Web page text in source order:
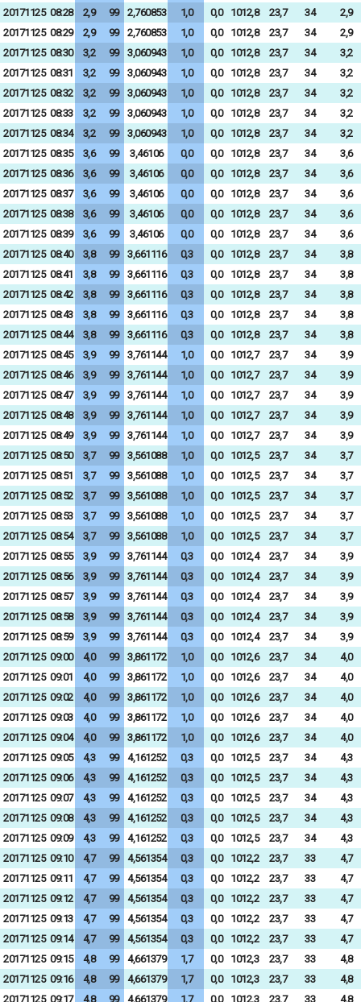
20171125 08:28 2,9 99 2,760853 1,0 0,0 1012,8 23,7 34
2,9
20171125 08:29 2,9 99 2,760853 1,0 0,0 1012,8 23,7 34
2,9
20171125 08:30 3,2 99 3,060943 1,0 0,0 1012,8 23,7 34
3,2
20171125 08:31 3,2 99 3,060943 1,0 0,0 1012,8 23,7 34
3,2
20171125 08:32 3,2 99 3,060943 1,0 0,0 1012,8 23,7 34
3,2
20171125 08:33 3,2 99 3,060943 1,0 0,0 1012,8 23,7 34
3,2
20171125 08:34 3,2 99 3,060943 1,0 0,0 1012,8 23,7 34
3,2
20171125 08:35 3,6 99 3,46106 0,0 0,0 1012,8 23,7 34
3,6
20171125 08:36 3,6 99 3,46106 0,0 0,0 1012,8 23,7 34
3,6
20171125 08:37 3,6 99 3,46106 0,0 0,0 1012,8 23,7 34
3,6
20171125 08:38 3,6 99 3,46106 0,0 0,0 1012,8 23,7 34
3,6
20171125 08:39 3,6 99 3,46106 0,0 0,0 1012,8 23,7 34
3,6
20171125 08:40 3,8 99 3,661116 0,3 0,0 1012,8 23,7 34
3,8
20171125 08:41 3,8 99 3,661116 0,3 0,0 1012,8 23,7 34
3,8
20171125 08:42 3,8 99 3,661116 0,3 0,0 1012,8 23,7 34
3,8
20171125 08:43 3,8 99 3,661116 0,3 0,0 1012,8 23,7 34
3,8
20171125 08:44 3,8 99 3,661116 0,3 0,0 1012,8 23,7 34
3,8
20171125 08:45 3,9 99 3,761144 1,0 0,0 1012,7 23,7 34
3,9
20171125 08:46 3,9 99 3,761144 1,0 0,0 1012,7 23,7 34
3,9
20171125 08:47 3,9 99 3,761144 1,0 0,0 1012,7 23,7 34
3,9
20171125 08:48 3,9 99 3,761144 1,0 0,0 1012,7 23,7 34
3,9
20171125 08:49 3,9 99 3,761144 1,0 0,0 1012,7 23,7 34
3,9
20171125 08:50 3,7 99 3,561088 1,0 0,0 1012,5 23,7 34
3,7
20171125 08:51 3,7 99 3,561088 1,0 0,0 1012,5 23,7 34
3,7
20171125 08:52 3,7 99 3,561088 1,0 0,0 1012,5 23,7 34
3,7
20171125 08:53 3,7 99 3,561088 1,0 0,0 1012,5 23,7 34
3,7
20171125 08:54 3,7 99 3,561088 1,0 0,0 1012,5 23,7 34
3,7
20171125 08:55 3,9 99 3,761144 0,3 0,0 1012,4 23,7 34
3,9
20171125 08:56 3,9 99 3,761144 0,3 0,0 1012,4 23,7 34
3,9
20171125 08:57 3,9 99 3,761144 0,3 0,0 1012,4 23,7 34
3,9
20171125 08:58 3,9 99 3,761144 0,3 0,0 1012,4 23,7 34
3,9
20171125 08:59 3,9 99 3,761144 0,3 0,0 1012,4 23,7 34
3,9
20171125 09:00 4,0 99 3,861172 1,0 0,0 1012,6 23,7 34
4,0
20171125 09:01 4,0 99 3,861172 1,0 0,0 1012,6 23,7 34
4,0
20171125 09:02 4,0 99 3,861172 1,0 0,0 1012,6 23,7 34
4,0
20171125 09:03 4,0 99 3,861172 1,0 0,0 1012,6 23,7 34
4,0
20171125 09:04 4,0 99 3,861172 1,0 0,0 1012,6 23,7 34
4,0
20171125 09:05 4,3 99 4,161252 0,3 0,0 1012,5 23,7 34
4,3
20171125 09:06 4,3 99 4,161252 0,3 0,0 1012,5 23,7 34
4,3
20171125 09:07 4,3 99 4,161252 0,3 0,0 1012,5 23,7 34
4,3
20171125 09:08 4,3 99 4,161252 0,3 0,0 1012,5 23,7 34
4,3
20171125 09:09 4,3 99 4,161252 0,3 0,0 1012,5 23,7 34
4,3
20171125 09:10 4,7 99 4,561354 0,3 0,0 1012,2 23,7 33
4,7
20171125 09:11 4,7 99 4,561354 0,3 0,0 1012,2 23,7 33
4,7
20171125 09:12 4,7 99 4,561354 0,3 0,0 1012,2 23,7 33
4,7
20171125 09:13 4,7 99 4,561354 0,3 0,0 1012,2 23,7 33
4,7
20171125 09:14 4,7 99 4,561354 0,3 0,0 1012,2 23,7 33
4,7
20171125 09:15 4,8 99 4,661379 1,7 0,0 1012,3 23,7 33
4,8
20171125 09:16 4,8 99 4,661379 1,7 0,0 1012,3 23,7 33
4,8
20171125 09:17 4,8 99 4,661379 1,7 0,0 1012,3 23,7 33 4,8